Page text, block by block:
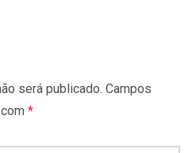
será publicado. Campos
*